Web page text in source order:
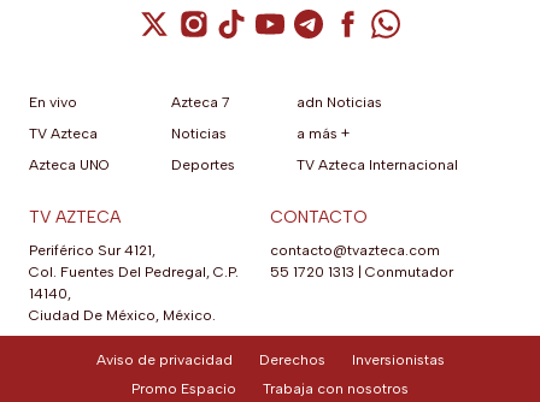
Cuenta de X / Twitter (se abre en una
Cuenta de Instagram (se abre en una
Cuenta de TikTok (se abre en
Cuenta de YouTube (se abre
Cuenta de Telegram (se
Cuenta de
Cuenta de
En vivo
TV Azteca
Azteca UNO
Azteca 7
Noticias
Deportes
adn Noticias
a más +
TV Azteca Internacional
TV AZTECA
Periférico Sur 4121,
Col. Fuentes Del Pedregal, C.P.
14140,
Ciudad De México, México.
CONTACTO
contacto@tvazteca.com
55 1720 1313 | Conmutador
Aviso de privacidad Derechos
Inversionistas
Promo Espacio
Trabaja con nosotros